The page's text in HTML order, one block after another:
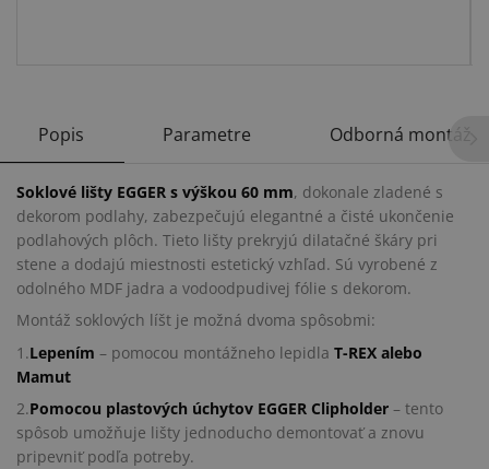
Popis Parametre Odborná montáž
Soklové lišty EGGER s výškou 60 mm, dokonale zladené s
dekorom podlahy, zabezpečujú elegantné a čisté ukončenie
podlahových plôch. Tieto lišty prekryjú dilatačné škáry pri
stene a dodajú miestnosti estetický vzhľad. Sú vyrobené z
odolného MDF jadra a vodoodpudivej fólie s dekorom.
Montáž soklových líšt je možná dvoma spôsobmi:
1.Lepením – pomocou montážneho lepidla T-REX alebo
Mamut
2.Pomocou plastových úchytov EGGER Clipholder – tento
spôsob umožňuje lišty jednoducho demontovať a znovu
pripevniť podľa potreby.